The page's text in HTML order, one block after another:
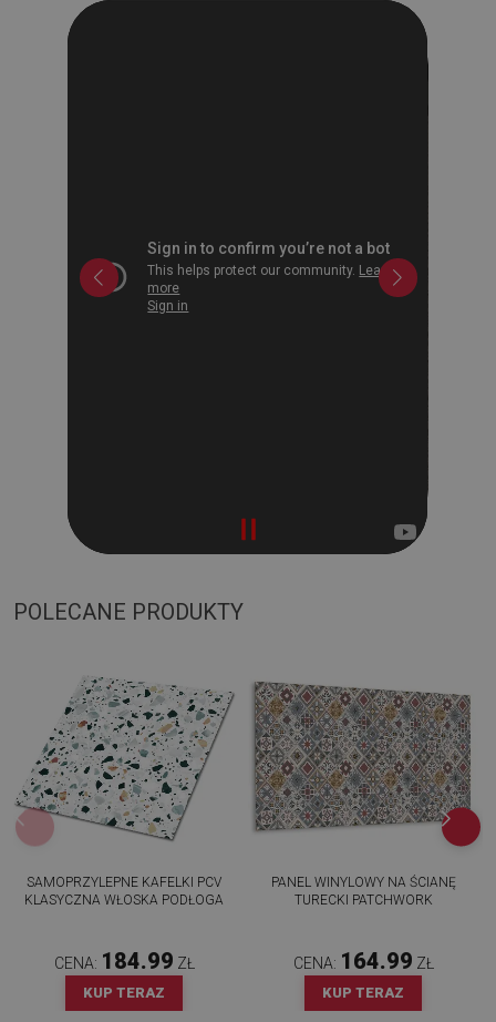
POLECANE PRODUKTY
SAMOPRZYLEPNE KAFELKI PCV
KLASYCZNA WŁOSKA PODŁOGA
CENA: 184.99 ZŁ
KUP TERAZ
PANEL WINYLOWY NA ŚCIANĘ
TURECKI PATCHWORK
CENA: 164.99 ZŁ
KUP TERAZ